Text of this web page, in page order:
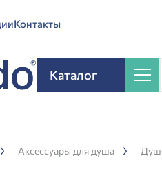
Контакты
Каталог
Аксессуары для душа